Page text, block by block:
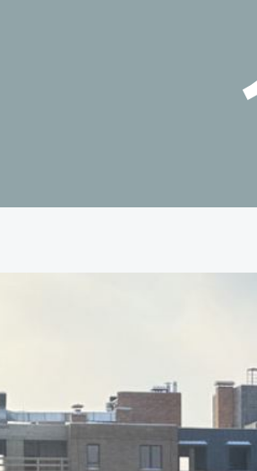
бизнес-класса, в котором
"баварской кладкой", что
высотой более 3 метров. Есть одно-,
квартиры и квартиры с
для хранения колясок и